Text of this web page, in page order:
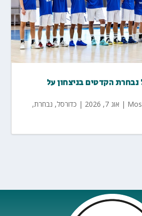
נבחרת הקדטים בניצחון על
| אוג 7, 2026 | כדורסל, נבחרת,